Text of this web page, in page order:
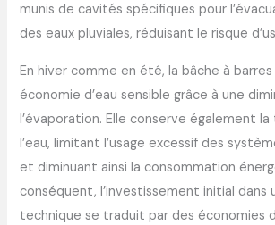
munis de cavités spécifiques pour
des eaux pluviales, réduisant le risque
En hiver comme en été, la bâche à
économie d’eau sensible grâce à une
l’évaporation. Elle conserve également
l’eau, limitant l’usage excessif des
et diminuant ainsi la consommation
conséquent, l’investissement initial dans
technique se traduit par des économies